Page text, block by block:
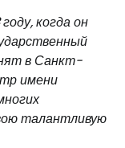
когда он
в Санкт-
имени
талантливую